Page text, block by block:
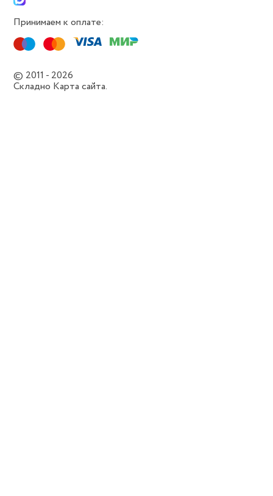
Принимаем к оплате:
© 2011 - 2026
Складно Карта сайта.